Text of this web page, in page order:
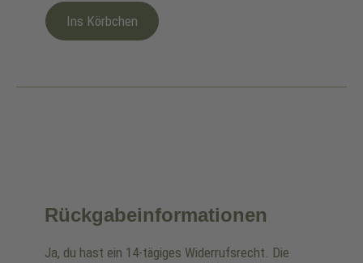
Ins Körbchen
Rückgabeinformationen
Ja, du hast ein 14-tägiges Widerrufsrecht. Die